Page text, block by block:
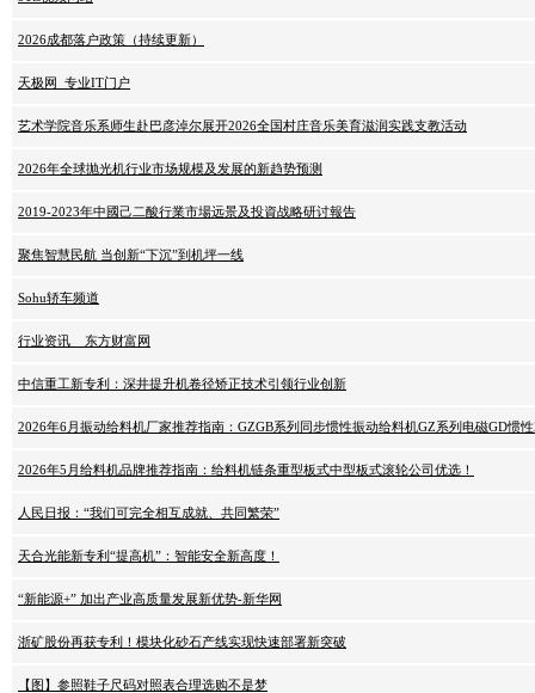
2026成都落户政策（持续更新）
天极网_专业IT门户
艺术学院音乐系师生赴巴彦淖尔展开2026全国村庄音乐美育滋润实践支教活动
2026年全球抛光机行业市场规模及发展的新趋势预测
2019-2023年中國己二酸行業市場远景及投資战略研讨報告
聚焦智慧民航 当创新“下沉”到机坪一线
Sohu轿车频道
行业资讯 _ 东方财富网
中信重工新专利：深井提升机卷径矫正技术引领行业创新
2026年6月振动给料机厂家推荐指南：GZGB系列同步惯性振动给料机GZ系列电磁GD惯
2026年5月给料机品牌推荐指南：给料机链条重型板式中型板式滚轮公司优选！
人民日报：“我们可完全相互成就、共同繁荣”
天合光能新专利“提高机”：智能安全新高度！
“新能源+” 加出产业高质量发展新优势-新华网
浙矿股份再获专利！模块化砂石产线实现快速部署新突破
【图】参照鞋子尺码对照表合理选购不是梦